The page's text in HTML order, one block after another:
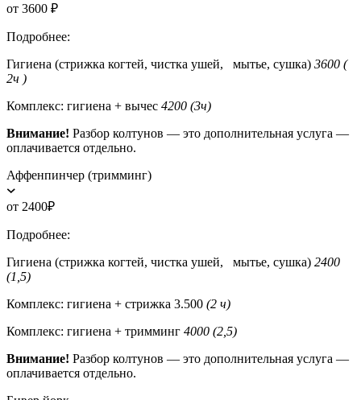
от 3600 ₽
Подробнее:
Гигиена (стрижка когтей, чистка ушей, мытье, сушка) 3600 (
2ч )
Комплекс: гигиена + вычес 4200 (3ч)
Внимание! Разбор колтунов — это дополнительная услуга —
оплачивается отдельно.
Аффенпинчер (тримминг)
от 2400₽
Подробнее:
Гигиена (стрижка когтей, чистка ушей, мытье, сушка) 2400
(1,5)
Комплекс: гигиена + стрижка 3.500 (2 ч)
Комплекс: гигиена + тримминг 4000 (2,5)
Внимание! Разбор колтунов — это дополнительная услуга —
оплачивается отдельно.